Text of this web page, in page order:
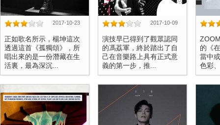
2017-10-23
正如歌名所示，楊坤這次
透過這首《孤獨頌》，所
唱出來的是一份潛藏在生
活裏，最為深沉...
2017-10-09
演技早已得到了觀眾認同
的馮荔軍，終於踏出了自
己在音樂路上具有正式意
義的第一步，推...
的《
當中
色彩